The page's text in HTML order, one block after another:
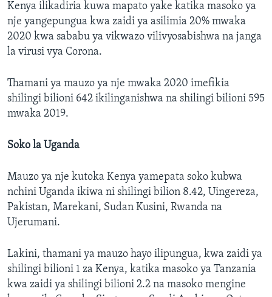
Kenya ilikadiria kuwa mapato yake katika masoko ya
nje yangepungua kwa zaidi ya asilimia 20% mwaka
2020 kwa sababu ya vikwazo vilivyosabishwa na janga
la virusi vya Corona.
Thamani ya mauzo ya nje mwaka 2020 imefikia
shilingi bilioni 642 ikilinganishwa na shilingi bilioni 595
mwaka 2019.
Soko la Uganda
Mauzo ya nje kutoka Kenya yamepata soko kubwa
nchini Uganda ikiwa ni shilingi bilion 8.42, Uingereza,
Pakistan, Marekani, Sudan Kusini, Rwanda na
Ujerumani.
Lakini, thamani ya mauzo hayo ilipungua, kwa zaidi ya
shilingi bilioni 1 za Kenya, katika masoko ya Tanzania
kwa zaidi ya shilingi bilioni 2.2 na masoko mengine